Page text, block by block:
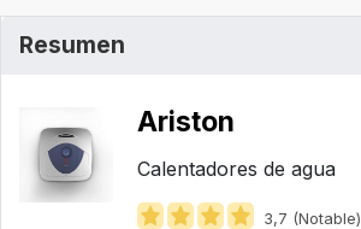
Resumen
Ariston
Calentadores de agua
3,7 (Notable)